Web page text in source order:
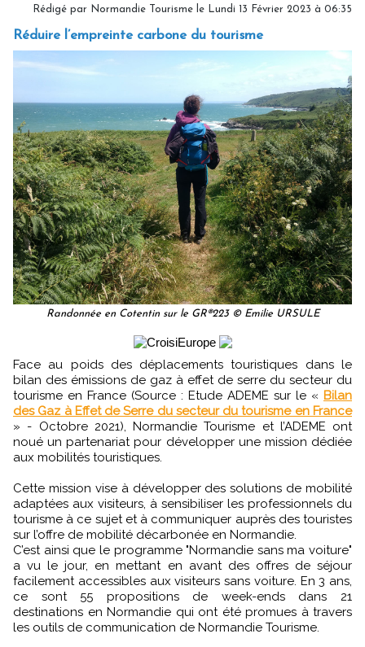
Rédigé par Normandie Tourisme le Lundi 13 Février 2023 à 06:35
Réduire l’empreinte carbone du tourisme
Randonnée en Cotentin sur le GR®223 © Emilie URSULE
Face au poids des déplacements touristiques dans le
bilan des émissions de gaz à effet de serre du secteur du
tourisme en France (Source : Etude ADEME sur le « Bilan
des Gaz à Effet de Serre du secteur du tourisme en France
» - Octobre 2021), Normandie Tourisme et l’ADEME ont
noué un partenariat pour développer une mission dédiée
aux mobilités touristiques.
Cette mission vise à développer des solutions de mobilité
adaptées aux visiteurs, à sensibiliser les professionnels du
tourisme à ce sujet et à communiquer auprès des touristes
sur l’offre de mobilité décarbonée en Normandie.
C’est ainsi que le programme "Normandie sans ma voiture"
a vu le jour, en mettant en avant des offres de séjour
facilement accessibles aux visiteurs sans voiture. En 3 ans,
ce sont 55 propositions de week-ends dans 21
destinations en Normandie qui ont été promues à travers
les outils de communication de Normandie Tourisme.